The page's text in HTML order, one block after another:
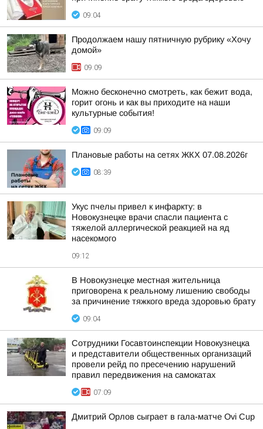
09:04
Продолжаем нашу пятничную рубрику «Хочу
домой»
09:09
Можно бесконечно смотреть, как бежит вода,
горит огонь и как вы приходите на наши
культурные события!
09:09
Плановые работы на сетях ЖКХ 07.08.2026г
08:39
Укус пчелы привел к инфаркту: в
Новокузнецке врачи спасли пациента с
тяжелой аллергической реакцией на яд
насекомого
09:12
В Новокузнецке местная жительница
приговорена к реальному лишению свободы
за причинение тяжкого вреда здоровью брату
09:04
Сотрудники Госавтоинспекции Новокузнецка
и представители общественных организаций
провели рейд по пресечению нарушений
правил передвижения на самокатах
07:09
Дмитрий Орлов сыграет в гала-матче Ovi Cup